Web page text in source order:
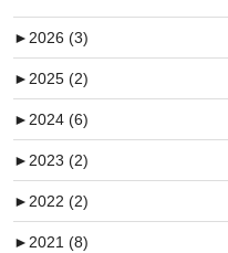
►2026 (3)
►2025 (2)
►2024 (6)
►2023 (2)
►2022 (2)
►2021 (8)